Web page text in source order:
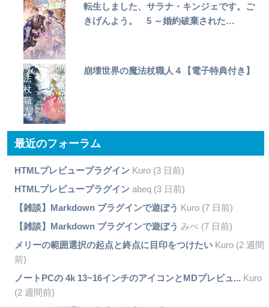
転生しました、サラナ・キンジェです。ご
きげんよう。 5 ～婚約破棄された…
崩壊世界の魔法杖職人４【電子特典付き】
最近のフォーラム
HTMLプレビュープラグインKuro (3 日前)
HTMLプレビュープラグインabeq (3 日前)
【雑談】Markdown プラグインで遊ぼう Kuro (7 日前)
【雑談】Markdown プラグインで遊ぼう みぺ (7 日前)
メリーの範囲選択の起点と終点に目印をつけたいKuro (2 週間
前)
ノートPCの 4k 13~16インチのアイコンとMDプレビュ... Kuro
(2 週間前)